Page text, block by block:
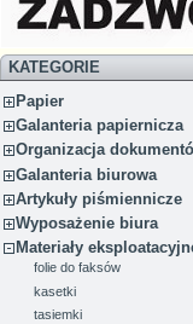
KATEGORIE
Papier
Galanteria papiernicza
Organizacja
Galanteria biurowa
Artykuły piśmiennicze
Wyposażenie biura
Materiały
folie do faksów
kasetki
tasiemki